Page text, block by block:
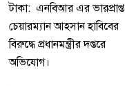
টাকা: এনবিআর এর ভারপ্রাপ্ত
চেয়ারম্যান আহসান হাবিবের
বিরুদ্ধে প্রধানমন্ত্রীর দপ্তরে
অভিযোগ।